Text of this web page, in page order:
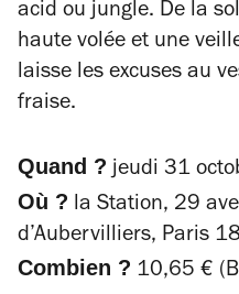
acid ou jungle. De la
haute volée et une
laisse les excuses au
fraise.
Quand ? jeudi 31
Où ? la Station, 29
d’Aubervilliers, Paris
Combien ? 10,65 €